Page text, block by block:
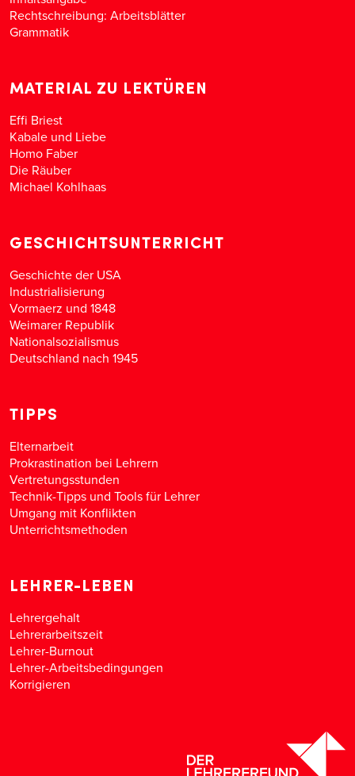
Rechtschreibung: Arbeitsblätter
Grammatik
MATERIAL ZU LEKTÜREN
Effi Briest
Kabale und Liebe
Homo Faber
Die Räuber
Michael Kohlhaas
GESCHICHTSUNTERRICHT
Geschichte der USA
Industrialisierung
Vormaerz und 1848
Weimarer Republik
Nationalsozialismus
Deutschland nach 1945
TIPPS
Elternarbeit
Prokrastination bei Lehrern
Vertretungsstunden
Technik-Tipps und Tools für Lehrer
Umgang mit Konflikten
Unterrichtsmethoden
LEHRER-LEBEN
Lehrergehalt
Lehrerarbeitszeit
Lehrer-Burnout
Lehrer-Arbeitsbedingungen
Korrigieren